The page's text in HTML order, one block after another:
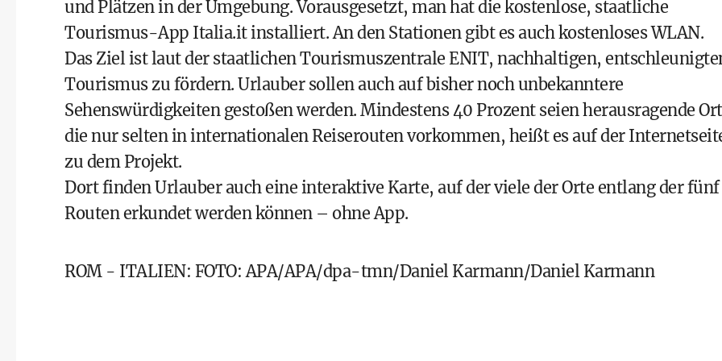
und Plätzen in der Umgebung. Vorausgesetzt, man hat die kostenlose, staatliche
Tourismus-App Italia.it installiert. An den Stationen gibt es auch kostenloses WLAN.
Das Ziel ist laut der staatlichen Tourismuszentrale ENIT, nachhaltigen,
Tourismus zu fördern. Urlauber sollen auch auf bisher noch unbekanntere
Sehenswürdigkeiten gestoßen werden. Mindestens 40 Prozent seien herausragende
die nur selten in internationalen Reiserouten vorkommen, heißt es auf der
zu dem Projekt.
Dortfinden Urlauber auch eine interaktive Karte, auf der viele der Orte entlang der fünf
Routen erkundet werden können – ohne App.
ROM - ITALIEN: FOTO: APA/APA/dpa-tmn/Daniel Karmann/Daniel Karmann